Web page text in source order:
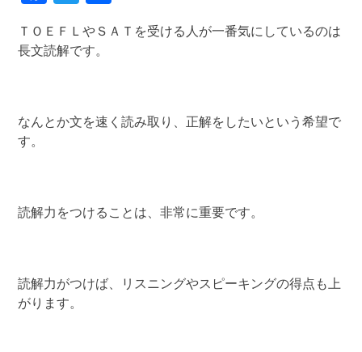
ＴＯＥＦＬやＳＡＴを受ける人が一番気にしているのは
長文読解です。
なんとか文を速く読み取り、正解をしたいという希望で
す。
読解力をつけることは、非常に重要です。
読解力がつけば、リスニングやスピーキングの得点も上
がります。